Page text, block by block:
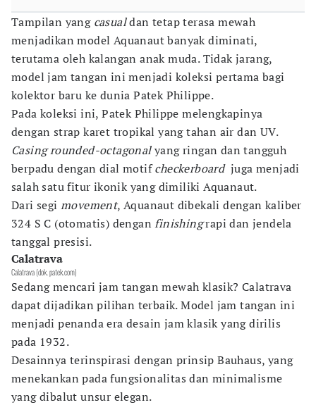
Tampilan yang casualdan tetap terasa mewah
menjadikan model Aquanaut banyak diminati,
terutama oleh kalangan anak muda. Tidak jarang,
model jam tangan ini menjadi koleksi pertama bagi
kolektor baru ke dunia Patek Philippe.
Pada koleksi ini, Patek Philippe melengkapinya
dengan strap karet tropikal yang tahan air dan UV.
Casing rounded-octagonalyang ringan dan tangguh
berpadu dengan dial motifcheckerboard juga menjadi
salah satu fitur ikonik yang dimiliki Aquanaut.
Dari segi movement, Aquanaut dibekali dengan kaliber
324 S C (otomatis) denganfinishingrapi dan jendela
tanggal presisi.
Calatrava
Calatrava (dok. patek.com)
Sedang mencari jam tangan mewah klasik? Calatrava
dapat dijadikan pilihan terbaik. Model jam tangan ini
menjadi penanda era desain jam klasik yang dirilis
pada 1932.
Desainnya terinspirasi dengan prinsip Bauhaus, yang
menekankan pada fungsionalitas dan minimalisme
yang dibalut unsur elegan.